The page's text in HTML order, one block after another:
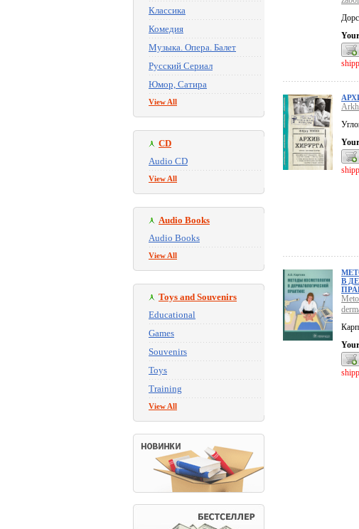
Классика
Комедия
Музыка. Опера. Балет
Русский Сериал
Юмор, Сатира
View All
CD
Audio CD
View All
Audio Books
Audio Books
View All
Toys and Souvenirs
Educational
Games
Souvenirs
Toys
Training
View All
В